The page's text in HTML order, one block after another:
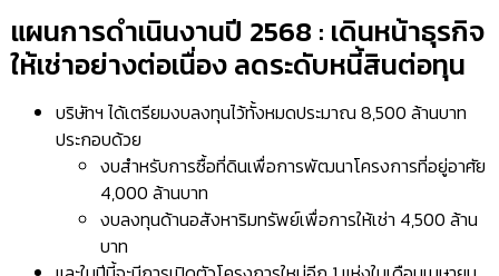
แผนการดำเนินงานปี 2568 : เดินหน้าธุรกิจ
ให้เช่าอย่างต่อเนื่อง ลดระดับหนี้สินต่อทุน
บริษัทฯ ได้เตรียมงบลงทุนไว้ทั้งหมดประมาณ 8,500 ล้านบาท
ประกอบด้วย
งบสำหรับการซื้อที่ดินเพื่อการพัฒนาโครงการที่อยู่อาศัย
4,000 ล้านบาท
งบลงทุนด้านอสังหาริมทรัพย์เพื่อการให้เช่า 4,500 ล้าน
บาท